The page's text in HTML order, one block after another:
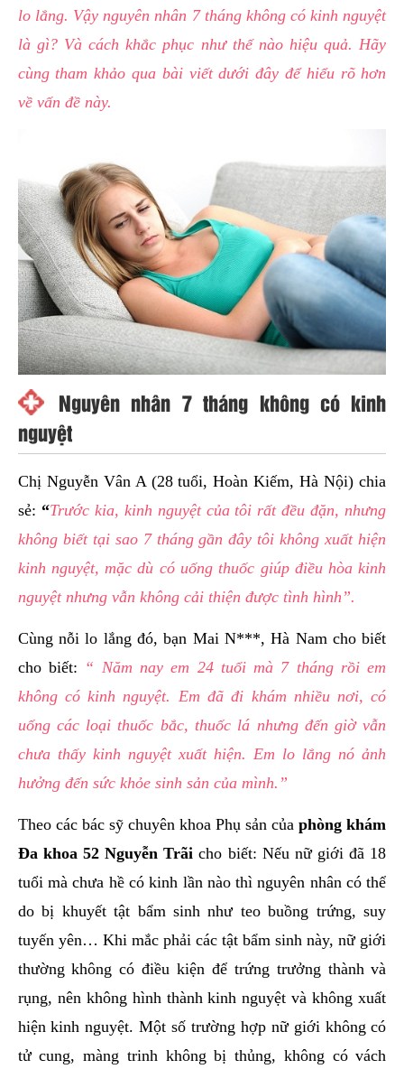
lo lắng. Vậy nguyên nhân 7 tháng không có kinh nguyệt
là gì? Và cách khắc phục như thế nào hiệu quả. Hãy
cùng tham khảo qua bài viết dưới đây để hiểu rõ hơn
về vấn đề này.
Nguyên nhân 7 tháng không có kinh
nguyệt
Chị Nguyễn Vân A (28 tuổi, Hoàn Kiếm, Hà Nội) chia
sẻ: “Trước kia, kinh nguyệt của tôi rất đều đặn, nhưng
không biết tại sao 7 tháng gần đây tôi không xuất hiện
kinh nguyệt, mặc dù có uống thuốc giúp điều hòa kinh
nguyệt nhưng vẫn không cải thiện được tình hình”.
Cùng nỗi lo lắng đó, bạn Mai N***, Hà Nam cho biết
cho biết: “ Năm nay em 24 tuổi mà 7 tháng rồi em
không có kinh nguyệt. Em đã đi khám nhiều nơi, có
uống các loại thuốc bắc, thuốc lá nhưng đến giờ vẫn
chưa thấy kinh nguyệt xuất hiện. Em lo lắng nó ảnh
hưởng đến sức khỏe sinh sản của mình.”
Theo các bác sỹ chuyên khoa Phụ sản củaphòng khám
Đa khoa 52 Nguyễn Trãicho biết: Nếu nữ giới đã 18
tuổi mà chưa hề có kinh lần nào thì nguyên nhân có thể
do bị khuyết tật bẩm sinh như teo buồng trứng, suy
tuyến yên… Khi mắc phải các tật bẩm sinh này, nữ giới
thường không có điều kiện để trứng trưởng thành và
rụng, nên không hình thành kinh nguyệt và không xuất
hiện kinh nguyệt. Một số trường hợp nữ giới không có
tử cung, màng trinh không bị thủng, không có vách